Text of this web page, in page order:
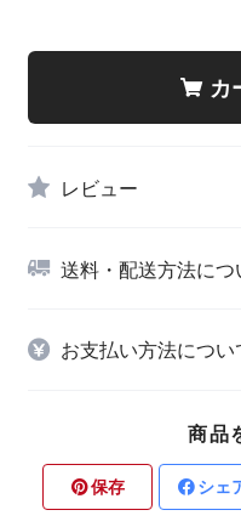
カ
レビュー
送料・配送方法につ
お支払い方法につい
商品
保存 シェ